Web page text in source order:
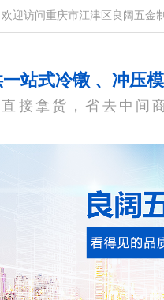
迎访问重庆市江津区良阔五金
站式冷镦 、冲压
接拿货，省去中间